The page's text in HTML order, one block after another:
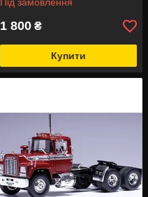
1 800 ₴
Купити